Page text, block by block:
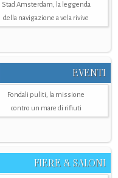
Stad Amsterdam, la leggenda
della navigazione a vela rivive
EVENTI
Fondali puliti, la missione
contro un mare di rifiuti
FIERE & SALONI